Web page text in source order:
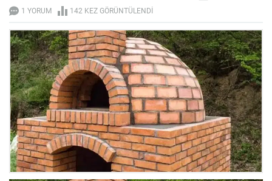
1 YORUM
142 KEZ GÖRÜNTÜLENDI